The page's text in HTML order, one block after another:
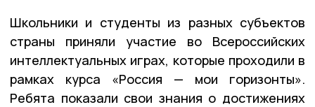
Школьники и студенты из разных субъектов
страны приняли участие во Всероссийских
интеллектуальных играх, которые проходили в
рамках
курса «Россия — мои горизонты».
Ребята показали свои знания о достижениях